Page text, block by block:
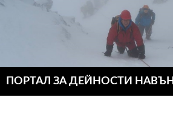
ПОРТАЛ ЗА ДЕЙНОСТИ НАВЪН